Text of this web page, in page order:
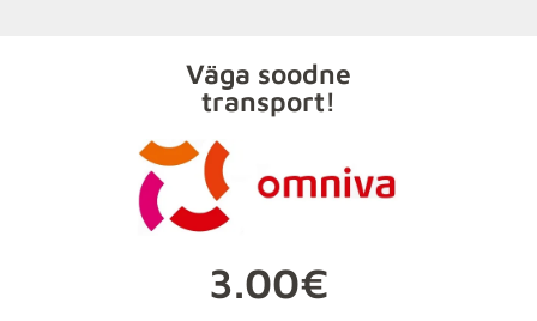
Väga soodne
transport!
3.00€